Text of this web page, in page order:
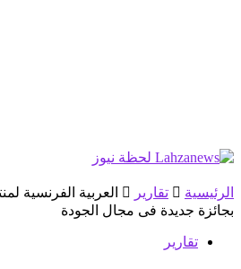
الرئيسية تقارير
العربية الفرنسية
بجائزة جديدة فى مجال الجودة
تقارير